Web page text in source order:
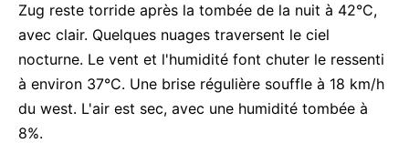
Zug reste torride après la tombée de la nuit à 42°C,
avec clair. Quelques nuages traversent le ciel
nocturne. Le vent et l'humidité font chuter le ressenti
à environ 37°C. Une brise régulière souffle à 18 km/h
du west. L'air est sec, avec une humidité tombée à
8%.